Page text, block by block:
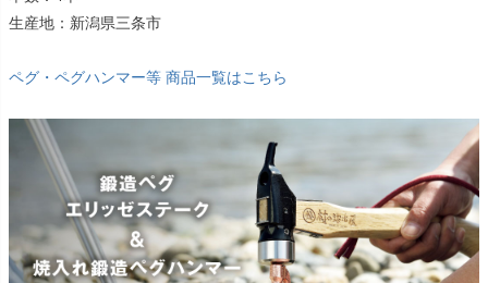
生産地：新潟県三条市
ペグ・ペグハンマー等 商品一覧はこちら